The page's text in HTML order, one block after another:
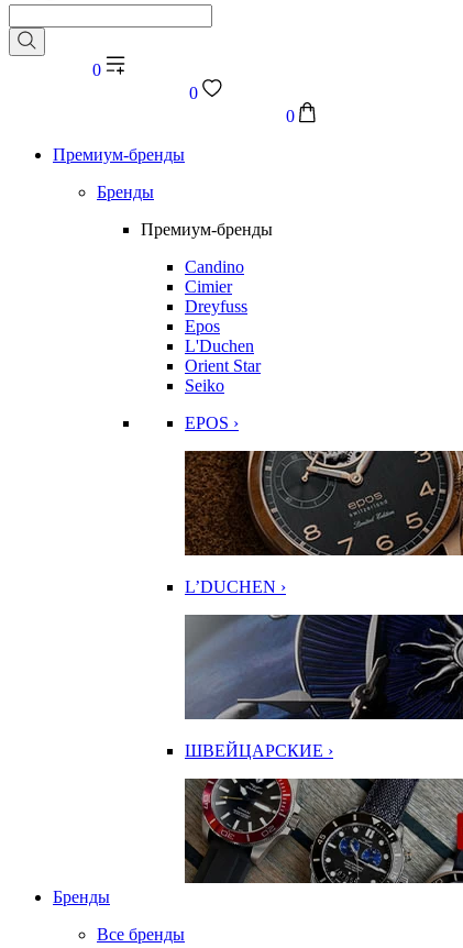
0
0
0
Премиум-бренды
Бренды
Премиум-бренды
Candino
Cimier
Dreyfuss
Epos
L'Duchen
Orient Star
Seiko
EPOS ›
L’DUCHEN ›
ШВЕЙЦАРСКИЕ ›
Бренды
Все бренды